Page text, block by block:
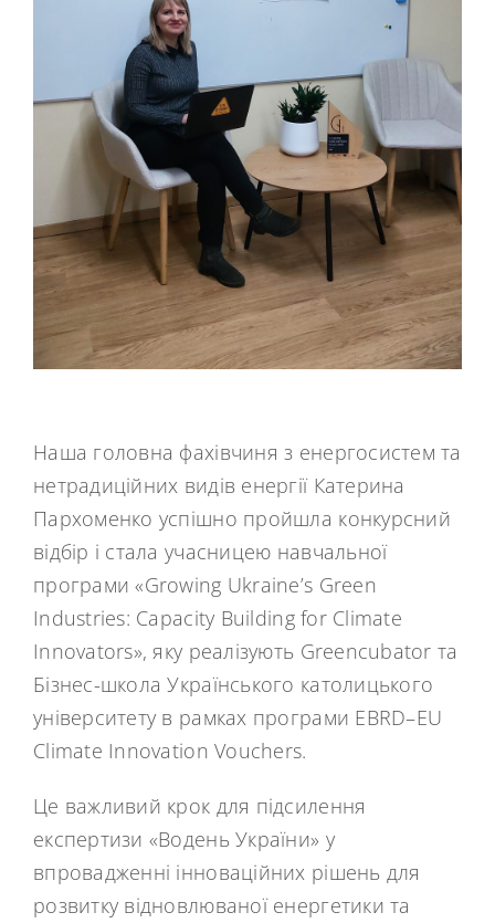
Наша головна фахівчиня з енергосистем та
нетрадиційних видів енергії Катерина
Пархоменко успішно пройшла конкурсний
відбір і стала учасницею навчальної
програми «Growing Ukraine’s Green
Industries: Capacity Building for Climate
Innovators», яку реалізують Greencubator та
Бізнес-школа Українського католицького
університету в рамках програми EBRD–EU
Climate Innovation Vouchers.
Це важливий крок для підсилення
експертизи «Водень України» у
впровадженні інноваційних рішень для
розвитку відновлюваної енергетики та